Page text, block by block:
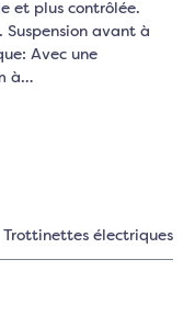
et plus contrôlée.
Suspension avant à
Avec une
à…
Trottinettes électriques